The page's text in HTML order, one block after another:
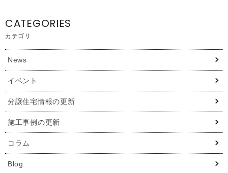
CATEGORIES
カテゴリ
News
イベント
分譲住宅情報の更新
施工事例の更新
コラム
Blog